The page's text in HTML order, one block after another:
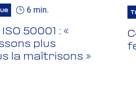
6 min.
50001 : «
plus
la maîtrisons »